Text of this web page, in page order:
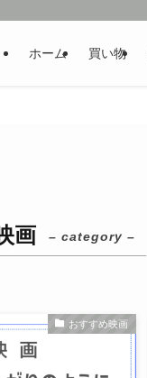
ホーム 買い物
画 – category –
おすすめ映画